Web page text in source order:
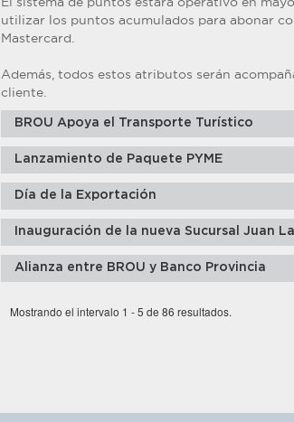
utilizar los puntos acumulados para abonar
Mastercard.
Además, todos estos atributos serán
cliente.
BROU Apoya el Transporte Turístico
Lanzamiento de Paquete PYME
Día de la Exportación
Inauguración de la nueva Sucursal Juan
Alianza entre BROU y Banco Provincia
Mostrando el intervalo 1 - 5 de 86 resultados.